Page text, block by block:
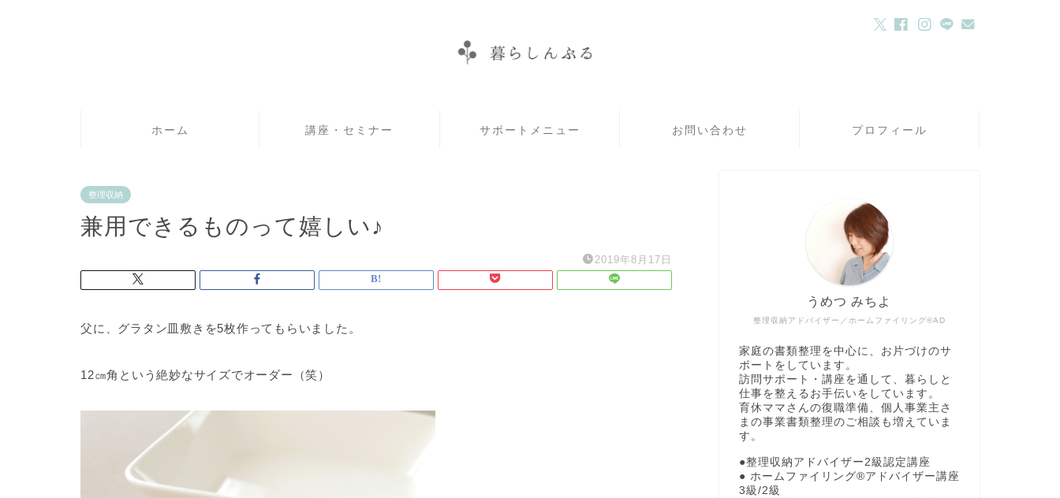
ホーム 講座・セミナー サポートメニュー お問い合わせ プロフィール
整理収納
兼用できるものって嬉しい♪
2019年8月17日
父に、グラタン皿敷きを5枚作ってもらいました。
12㎝角という絶妙なサイズでオーダー（笑）
整理収納アドバイザー／ホームファイリング®AD
うめつ みちよ
家庭の書類整理を中心に、お片づけのサ
ポートをしています。
訪問サポート・講座を通して、暮らしと
仕事を整えるお手伝いをしています。
育休ママさんの復職準備、個人事業主さ
まの事業書類整理のご相談も増えていま
す。
●整理収納アドバイザー2級認定講座
● ホームファイリング®アドバイザー講座
3級/2級